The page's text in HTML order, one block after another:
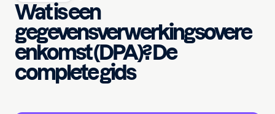
Wat is een
gegevensverwerkingsovere
enkomst (DPA)? De
complete gids